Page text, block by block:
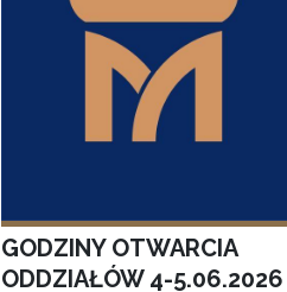
GODZINY OTWARCIA
ODDZIAŁÓW 4-5.06.2026